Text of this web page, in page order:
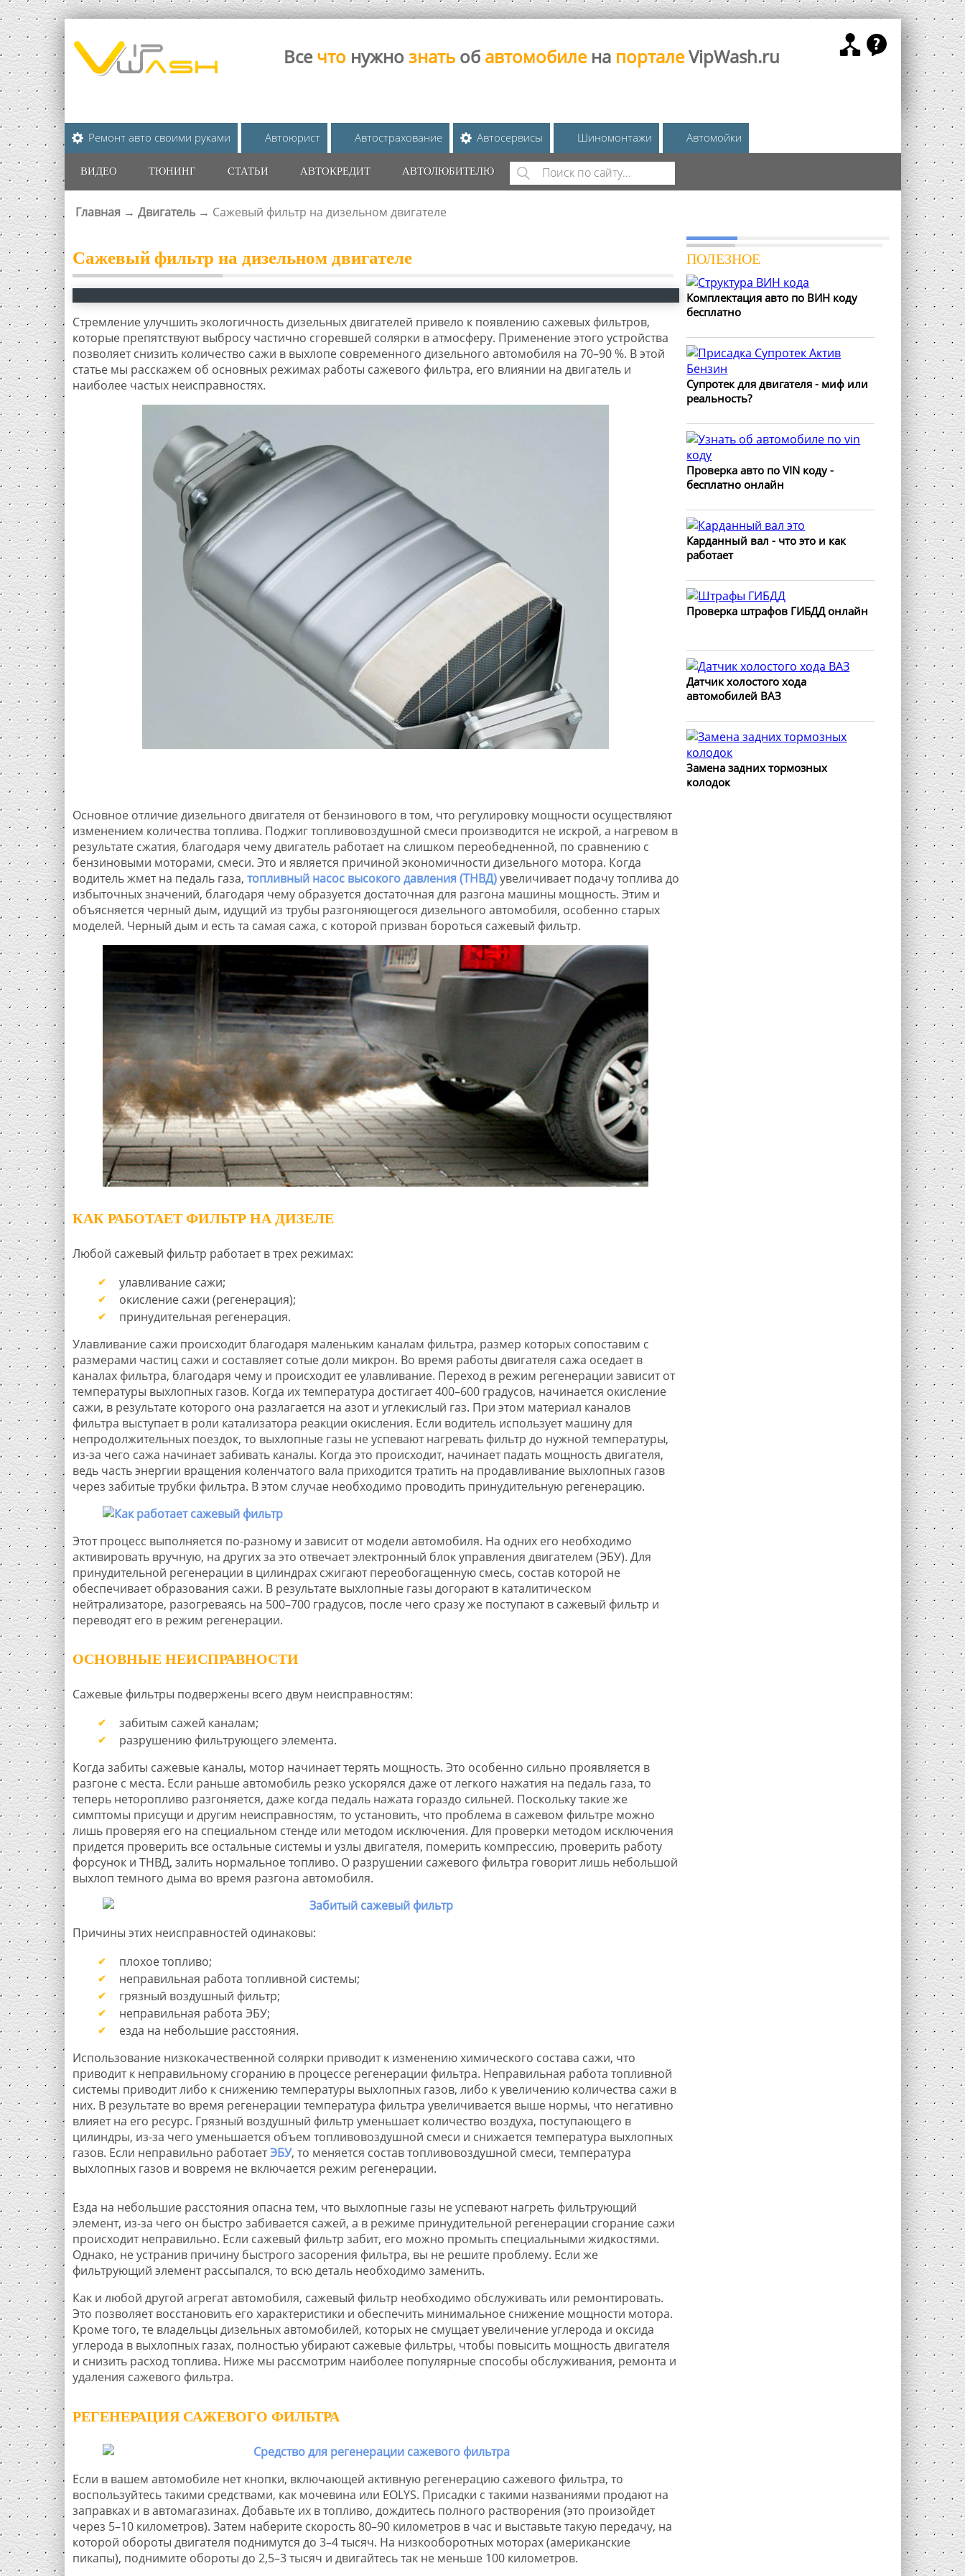
Все что нужно знать об автомобиле на порталеVipWash.ru
Ремонт авто своими руками Автоюрист Автострахование Автосервисы Шиномонтажи Автомойки
ВИДЕО ТЮНИНГ СТАТЬИ АВТОКРЕДИТ АВТОЛЮБИТЕЛЮ
ФОРМА ПОИСКА
Поиск
ВЫ ЗДЕСЬ
Главная → Двигатель → Сажевый фильтр на дизельном двигателе
Сажевый фильтр на дизельном двигателе
Стремление улучшить экологичность дизельных двигателей привело к появлению сажевых фильтров,
которые препятствуют выбросу частично сгоревшей солярки в атмосферу. Применение этого устройства
позволяет снизить количество сажи в выхлопе современного дизельного автомобиля на 70–90 %. В этой
статье мы расскажем об основных режимах работы сажевого фильтра, его влиянии на двигатель и
наиболее частых неисправностях.
Основное отличие дизельного двигателя от бензинового в том, что регулировку мощности осуществляют
изменением количества топлива. Поджиг топливовоздушной смеси производится не искрой, а нагревом в
результате сжатия, благодаря чему двигатель работает на слишком переобедненной, по сравнению с
бензиновыми моторами, смеси. Это и является причиной экономичности дизельного мотора. Когда
водитель жмет на педаль газа, топливный насос высокого давления (ТНВД)увеличивает подачу топлива до
избыточных значений, благодаря чему образуется достаточная для разгона машины мощность. Этим и
объясняется черный дым, идущий из трубы разгоняющегося дизельного автомобиля, особенно старых
моделей. Черный дым и есть та самая сажа, с которой призван бороться сажевый фильтр.
КАК РАБОТАЕТ ФИЛЬТР НА ДИЗЕЛЕ
Любой сажевый фильтр работает в трех режимах:
улавливание сажи;
окисление сажи (регенерация);
принудительная регенерация.
Улавливание сажи происходит благодаря маленьким каналам фильтра, размер которых сопоставим с
размерами частиц сажи и составляет сотые доли микрон. Во время работы двигателя сажа оседает в
каналах фильтра, благодаря чему и происходит ее улавливание. Переход в режим регенерации зависит от
температуры выхлопных газов. Когда их температура достигает 400–600 градусов, начинается окисление
сажи, в результате которого она разлагается на азот и углекислый газ. При этом материал каналов
фильтра выступает в роли катализатора реакции окисления. Если водитель использует машину для
непродолжительных поездок, то выхлопные газы не успевают нагревать фильтр до нужной температуры,
из-за чего сажа начинает забивать каналы. Когда это происходит, начинает падать мощность двигателя,
ведь часть энергии вращения коленчатого вала приходится тратить на продавливание выхлопных газов
через забитые трубки фильтра. В этом случае необходимо проводить принудительную регенерацию.
Этот процесс выполняется по-разному и зависит от модели автомобиля. На одних его необходимо
активировать вручную, на других за это отвечает электронный блок управления двигателем (ЭБУ). Для
принудительной регенерации в цилиндрах сжигают переобогащенную смесь, состав которой не
обеспечивает образования сажи. В результате выхлопные газы догорают в каталитическом
нейтрализаторе, разогреваясь на 500–700 градусов, после чего сразу же поступают в сажевый фильтр и
переводят его в режим регенерации.
ОСНОВНЫЕ НЕИСПРАВНОСТИ
Сажевые фильтры подвержены всего двум неисправностям:
забитым сажей каналам;
разрушению фильтрующего элемента.
Когда забиты сажевые каналы, мотор начинает терять мощность. Это особенно сильно проявляется в
разгоне с места. Если раньше автомобиль резко ускорялся даже от легкого нажатия на педаль газа, то
теперь неторопливо разгоняется, даже когда педаль нажата гораздо сильней. Поскольку такие же
симптомы присущи и другим неисправностям, то установить, что проблема в сажевом фильтре можно
лишь проверяя его на специальном стенде или методом исключения. Для проверки методом исключения
придется проверить все остальные системы и узлы двигателя, померить компрессию, проверить работу
форсунок и ТНВД, залить нормальное топливо. О разрушении сажевого фильтра говорит лишь небольшой
выхлоп темного дыма во время разгона автомобиля.
Причины этих неисправностей одинаковы:
плохое топливо;
неправильная работа топливной системы;
грязный воздушный фильтр;
неправильная работа ЭБУ;
езда на небольшие расстояния.
Использование низкокачественной солярки приводит к изменению химического состава сажи, что
приводит к неправильному сгоранию в процессе регенерации фильтра. Неправильная работа топливной
системы приводит либо к снижению температуры выхлопных газов, либо к увеличению количества сажи в
них. В результате во время регенерации температура фильтра увеличивается выше нормы, что негативно
влияет на его ресурс. Грязный воздушный фильтр уменьшает количество воздуха, поступающего в
цилиндры, из-за чего уменьшается объем топливовоздушной смеси и снижается температура выхлопных
газов. Если неправильно работаетЭБУ, то меняется состав топливовоздушной смеси, температура
выхлопных газов и вовремя не включается режим регенерации.
Езда на небольшие расстояния опасна тем, что выхлопные газы не успевают нагреть фильтрующий
элемент, из-за чего он быстро забивается сажей, а в режиме принудительной регенерации сгорание сажи
происходит неправильно. Если сажевый фильтр забит, его можно промыть специальными жидкостями.
Однако, не устранив причину быстрого засорения фильтра, вы не решите проблему. Если же
фильтрующий элемент рассыпался, то всю деталь необходимо заменить.
Как и любой другой агрегат автомобиля, сажевый фильтр необходимо обслуживать или ремонтировать.
Это позволяет восстановить его характеристики и обеспечить минимальное снижение мощности мотора.
Кроме того, те владельцы дизельных автомобилей, которых не смущает увеличение углерода и оксида
углерода в выхлопных газах, полностью убирают сажевые фильтры, чтобы повысить мощность двигателя
и снизить расход топлива. Ниже мы рассмотрим наиболее популярные способы обслуживания, ремонта и
удаления сажевого фильтра.
РЕГЕНЕРАЦИЯ САЖЕВОГО ФИЛЬТРА
Если в вашем автомобиле нет кнопки, включающей активную регенерацию сажевого фильтра, то
воспользуйтесь такими средствами, как мочевина или EOLYS. Присадки с такими названиями продают на
заправках и в автомагазинах. Добавьте их в топливо, дождитесь полного растворения (это произойдет
через 5–10 километров). Затем наберите скорость 80–90 километров в час и выставьте такую передачу, на
которой обороты двигателя поднимутся до 3–4 тысяч. На низкооборотных моторах (американские
пикапы), поднимите обороты до 2,5–3 тысяч и двигайтесь так не меньше 100 километров.
ПОЛЕЗНОЕ
Комплектация авто по ВИН коду
бесплатно
Супротек для двигателя - миф или
реальность?
Проверка авто по VIN коду -
бесплатно онлайн
Карданный вал - что это и как
работает
Проверка штрафов ГИБДД онлайн
Датчик холостого хода
автомобилей ВАЗ
Замена задних тормозных
колодок